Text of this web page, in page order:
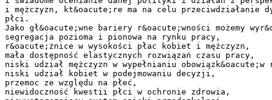
i mężczyzn, kt&oacute;re ma na celu
płci.
Jako gł&oacute;wne bariery r&oacute;wności możemy
segregacja pozioma i pionowa na rynku pracy,
r&oacute;żnice w wysokości płac kobiet i mężczyzn,
mała dostępność elastycznych rozwiązań czasu pracy,
niski udział mężczyzn w wypełnianiu obowiązk&oacute;w
niski udział kobiet w podejmowaniu decyzji,
przemoc ze względu na płeć,
niewidoczność kwestii płci w ochronie zdrowia,